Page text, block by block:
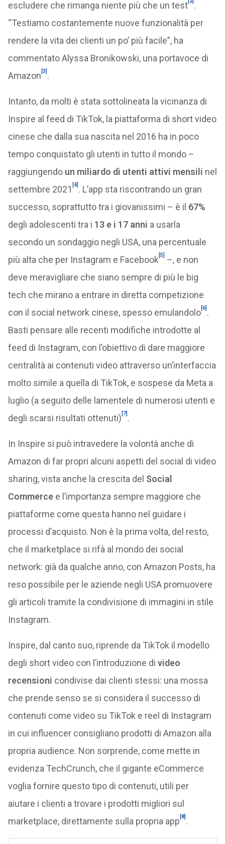
escludere che rimanga niente più che un test
.
“Testiamo costantemente nuove funzionalità per
rendere la vita dei clienti un po’ più facile”, ha
commentato Alyssa Bronikowski, una portavoce di
Amazon [3] .
Intanto, da molti è stata sottolineata la vicinanza di
Inspire al feed di TikTok, la piattaforma di short video
cinese che dalla sua nascita nel 2016 ha in poco
tempo conquistato gli utenti in tutto il mondo –
raggiungendoun miliardo di utenti attivi mensili nel
settembre 2021 [4] . L’app sta riscontrando un gran
successo, soprattutto tra i giovanissimi – è il 67%
degli adolescenti tra i 13 e i 17 anni a usarla
secondo un sondaggio negli USA, una percentuale
più alta che per Instagram e Facebook [5]
–, e non
deve meravigliare che siano sempre di più le big
tech che mirano a entrare in diretta competizione
con il social network cinese, spesso emulandolo[6] .
Basti pensare alle recenti modifiche introdotte al
feed di Instagram, con l’obiettivo di dare maggiore
centralità ai contenuti video attraverso un’interfaccia
molto simile a quella di TikTok, e sospese da Meta a
luglio (a seguito delle lamentele di numerosi utenti e
degli scarsi risultati ottenuti) [7] .
In Inspire si può intravedere la volontà anche di
Amazon di far propri alcuni aspetti del social di video
sharing, vista anche la crescita del Social
Commercee l’importanza sempre maggiore che
piattaforme come questa hanno nel guidare i
processi d’acquisto. Non è la prima volta, del resto,
che il marketplace si rifà al mondo dei social
network: già da qualche anno, con Amazon Posts, ha
reso possibile per le aziende negli USA promuovere
gli articoli tramite la condivisione di immagini in stile
Instagram.
Inspire, dal canto suo, riprende da TikTok il modello
degli short video con l’introduzione di video
recensioni condivise dai clienti stessi: una mossa
che prende senso se si considera il successo di
contenuti come video su TikTok e reel di Instagram
in cui influencer consigliano prodotti di Amazon alla
propria audience. Non sorprende, come mette in
evidenza TechCrunch, che il gigante eCommerce
voglia fornire questo tipo di contenuti, utili per
aiutare i clienti a trovare i prodotti migliori sul
marketplace, direttamente sulla propria app [8] .